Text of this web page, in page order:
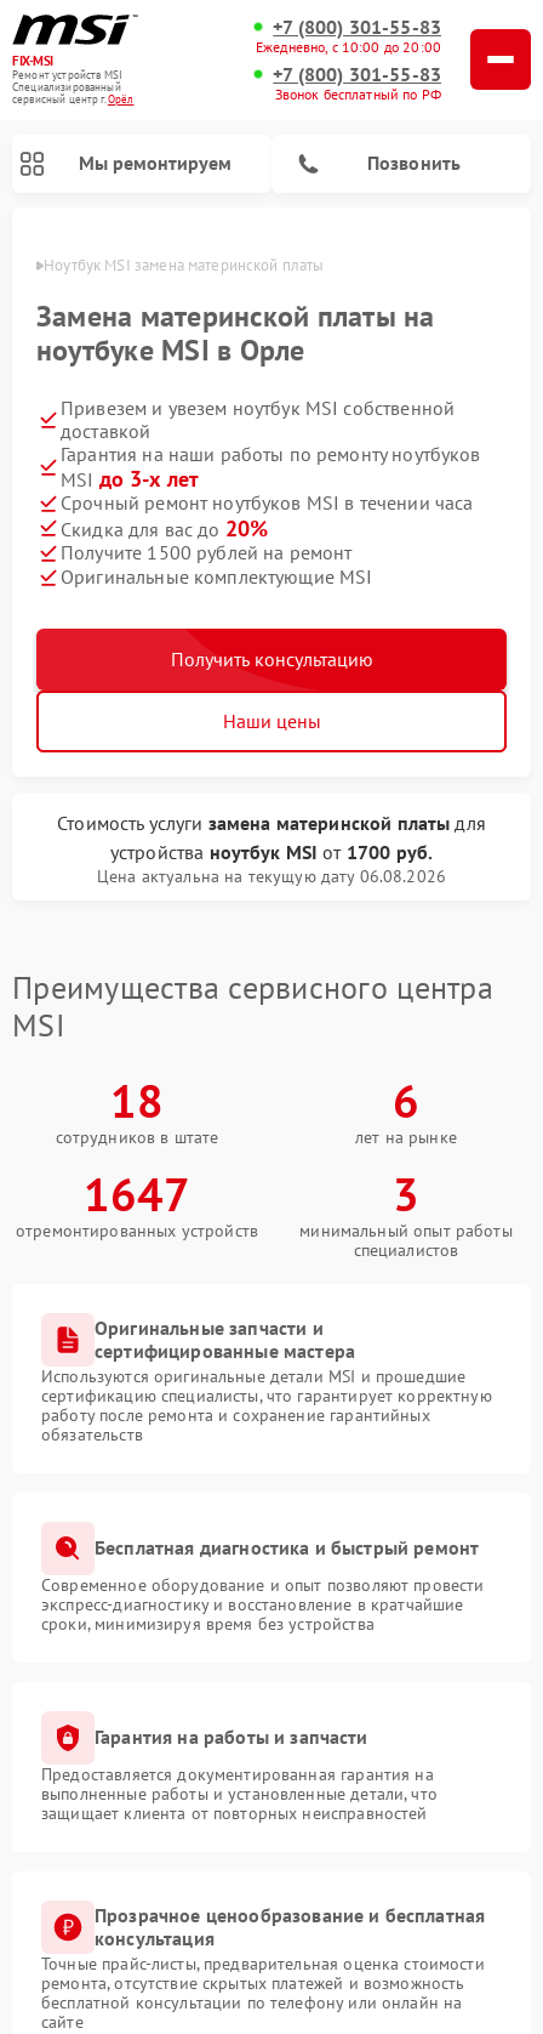
FIX-MSI
Ремонт устройств MSI
Специализированный
cервисный центр г.Орёл
+7 (800) 301-55-83
Ежедневно, с 10:00 до 20:00
+7 (800) 301-55-83
Звонок бесплатный по РФ
Мы ремонтируем Позвонить
Ноутбук MSI замена материнской платы
Замена материнской платы на
ноутбуке MSI в Орле
Привезем и увезем ноутбук MSI собственной
доставкой
Гарантия на наши работы по ремонту ноутбуков
MSI до 3-х лет
Срочный ремонт ноутбуков MSI в течении часа
Скидка для вас до 20%
Получите 1500 рублей на ремонт
Оригинальные комплектующие MSI
Получить консультацию
Наши цены
Стоимость услуги замена материнской платы для
устройства ноутбук MSI от 1700 руб.
Цена актуальна на текущую дату 06.08.2026
Преимущества сервисного центра
MSI
18
сотрудников в штате
6
лет на рынке
1647
отремонтированных устройств
3
минимальный опыт работы
специалистов
Оригинальные запчасти и
сертифицированные мастера
Используются оригинальные детали MSI и прошедшие
сертификацию специалисты, что гарантирует корректную
работу после ремонта и сохранение гарантийных
обязательств
Бесплатная диагностика и быстрый ремонт
Современное оборудование и опыт позволяют провести
экспресс-диагностику и восстановление в кратчайшие
сроки, минимизируя время без устройства
Гарантия на работы и запчасти
Предоставляется документированная гарантия на
выполненные работы и установленные детали, что
защищает клиента от повторных неисправностей
Прозрачное ценообразование и бесплатная
консультация
Точные прайс-листы, предварительная оценка стоимости
ремонта, отсутствие скрытых платежей и возможность
бесплатной консультации по телефону или онлайн на
сайте